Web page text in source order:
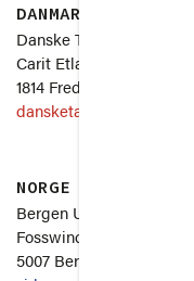
DANMARK
Danske Taler
Carit Etlars Vej 3, st.
1814 Frederiksberg C
dansketaler.dk
NORGE
Bergen Universitet
Fosswinckels gate 6
5007 Bergen